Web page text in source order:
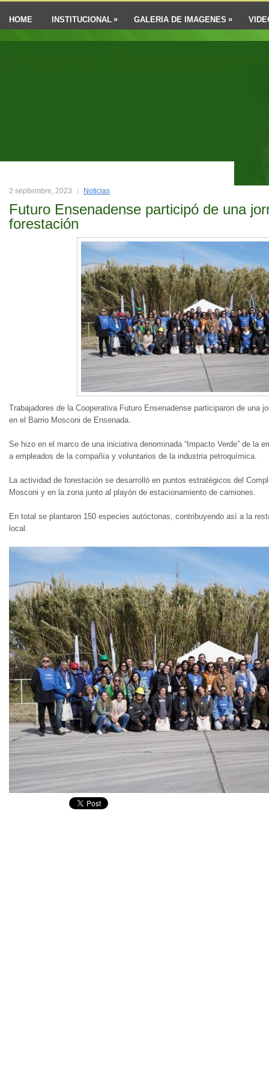
HOME INSTITUCIONAL » GALERIA DE IMAGENES »
2 septiembre, 2023 Noticias
Futuro Ensenadense participó de una
forestación
Trabajadores de la Cooperativa Futuro Ensenadense participaron de una
en el Barrio Mosconi de Ensenada.
Se hizo en el marco de una iniciativa denominada “Impacto Verde” de la
a empleados de la compañía y voluntarios de la industria petroquímica.
La actividad de forestación se desarrolló en puntos estratégicos del
Mosconi y en la zona junto al playón de estacionamiento de camiones.
En total se plantaron 150 especies autóctonas, contribuyendo así a la
local.